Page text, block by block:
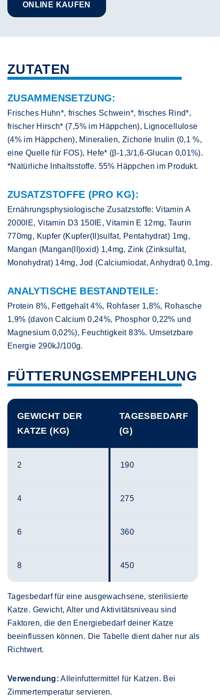
ONLINE KAUFEN
ZUTATEN
ZUSAMMENSETZUNG:
Frisches Huhn*, frisches Schwein*, frisches Rind*,
frischer Hirsch* (7,5% im Häppchen), Lignocellulose
(4% im Häppchen), Mineralien, Zichorie Inulin (0,1 %,
eine Quelle für FOS), Hefe* (β-1,3/1,6-Glucan 0,01%).
*Natürliche Inhaltsstoffe. 55% Häppchen im Produkt.
ZUSATZSTOFFE (PRO KG):
Ernährungsphysiologische Zusatzstoffe: Vitamin A
2000IE, Vitamin D3 150IE, Vitamin E 12mg, Taurin
770mg, Kupfer (Kupfer(II)sulfat, Pentahydrat) 1mg,
Mangan (Mangan(II)oxid) 1,4mg, Zink (Zinksulfat,
Monohydrat) 14mg, Jod (Calciumiodat, Anhydrat) 0,1mg.
ANALYTISCHE BESTANDTEILE:
Protein 8%, Fettgehalt 4%, Rohfaser 1,8%, Rohasche
1,9% (davon Calcium 0,24%, Phosphor 0,22% und
Magnesium 0,02%), Feuchtigkeit 83%. Umsetzbare
Energie 290kJ/100g.
FÜTTERUNGSEMPFEHLUNG
GEWICHT DER
KATZE (KG)
TAGESBEDARF
(G)
2 190
4 275
6 360
8 450
Tagesbedarf für eine ausgewachsene, sterilisierte
Katze. Gewicht, Alter und Aktivitätsniveau sind
Faktoren, die den Energiebedarf deiner Katze
beeinflussen können. Die Tabelle dient daher nur als
Richtwert.
Verwendung: Alleinfuttermittel für Katzen. Bei
Zimmertemperatur servieren.